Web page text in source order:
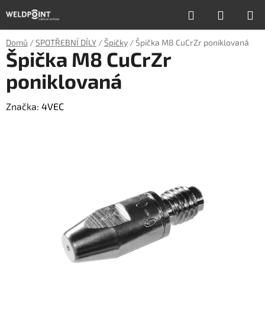
na
obsah
Hledat
KOŠÍK
Domů /SPOTŘEBNÍ DÍLY /Špičky /Špička M8 CuCrZr poniklovaná
Špička M8 CuCrZr
poniklovaná
Značka: 4VEC